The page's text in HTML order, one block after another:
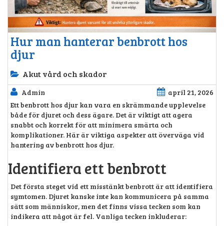
Hur man hanterar benbrott hos
djur
Akut vård och skador
Admin
april 21, 2026
Ett benbrott hos djur kan vara en skrämmande upplevelse
både för djuret och dess ägare. Det är viktigt att agera
snabbt och korrekt för att minimera smärta och
komplikationer. Här är viktiga aspekter att överväga vid
hantering av benbrott hos djur.
Identifiera ett benbrott
Det första steget vid ett misstänkt benbrott är att identifiera
symtomen. Djuret kanske inte kan kommunicera på samma
sätt som människor, men det finns vissa tecken som kan
indikera att något är fel. Vanliga tecken inkluderar: